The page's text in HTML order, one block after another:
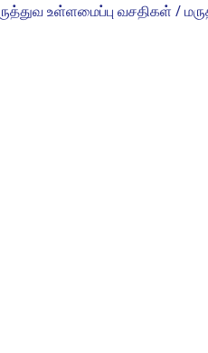
உள்ளமைப்பு வசதிகள் /